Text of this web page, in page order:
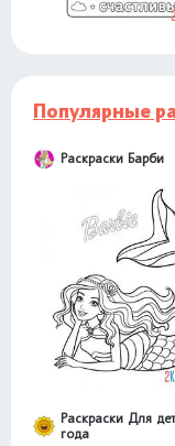
Популярные
Раскраски Барби
Раскраски Для
года